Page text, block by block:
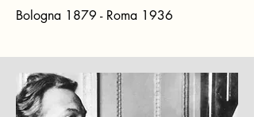
Bologna 1879 - Roma 1936